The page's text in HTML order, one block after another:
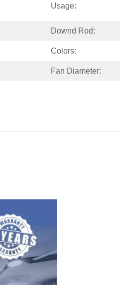
Usage:
Downd Rod:
Colors:
Fan Diameter: